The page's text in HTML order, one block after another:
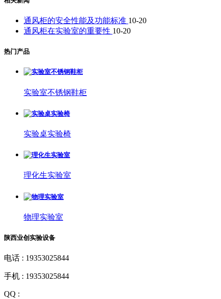
通风柜的安全性能及功能标准 10-20
通风柜在实验室的重要性 10-20
热门产品
实验室不锈钢鞋柜
实验桌实验椅
理化生实验室
物理实验室
陕西业创实验设备
电话 : 19353025844
手机 : 19353025844
QQ :